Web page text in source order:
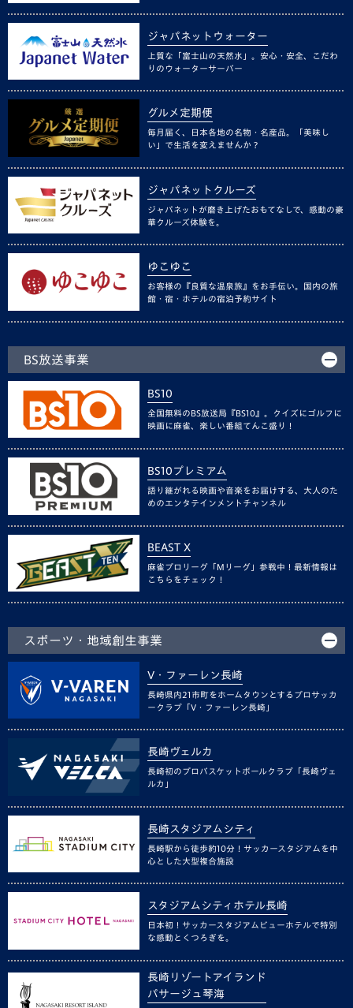
ジャパネットウォーター
上質な「富士山の天然水」。安心・安全、こだわ
りのウォーターサーバー
グルメ定期便
毎月届く、日本各地の名物・名産品。「美味し
い」で生活を変えませんか？
ジャパネットクルーズ
ジャパネットが磨き上げたおもてなしで、感動の豪
華クルーズ体験を。
ゆこゆこ
お客様の『良質な温泉旅』をお手伝い。国内の旅
館・宿・ホテルの宿泊予約サイト
BS放送事業
BS10
全国無料のBS放送局『BS10』。クイズにゴルフに
映画に麻雀、楽しい番組てんこ盛り！
BS10プレミアム
語り継がれる映画や音楽をお届けする、大人のた
めのエンタテインメントチャンネル
BEAST X
麻雀プロリーグ「Mリーグ」参戦中！最新情報は
こちらをチェック！
スポーツ・地域創生事業
V・ファーレン長崎
長崎県内21市町をホームタウンとするプロサッカ
ークラブ「V・ファーレン長崎」
長崎ヴェルカ
長崎初のプロバスケットボールクラブ「長崎ヴェ
ルカ」
長崎スタジアムシティ
長崎駅から徒歩約10分！サッカースタジアムを中
心とした大型複合施設
スタジアムシティホテル長崎
日本初！サッカースタジアムビューホテルで特別
な感動とくつろぎを。
長崎リゾートアイランド
パサージュ琴海